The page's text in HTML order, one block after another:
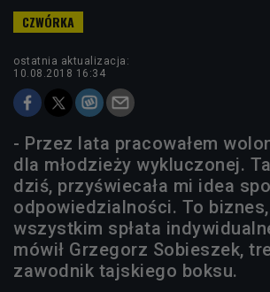
ostatnia aktualizacja:
10.08.2018 16:34
- Przez lata pracowałem
dla młodzieży wykluczonej.
dziś, przyświecała mi idea
odpowiedzialności. To
wszystkim spłata
mówił Grzegorz Sobieszek,
zawodnik tajskiego boksu.